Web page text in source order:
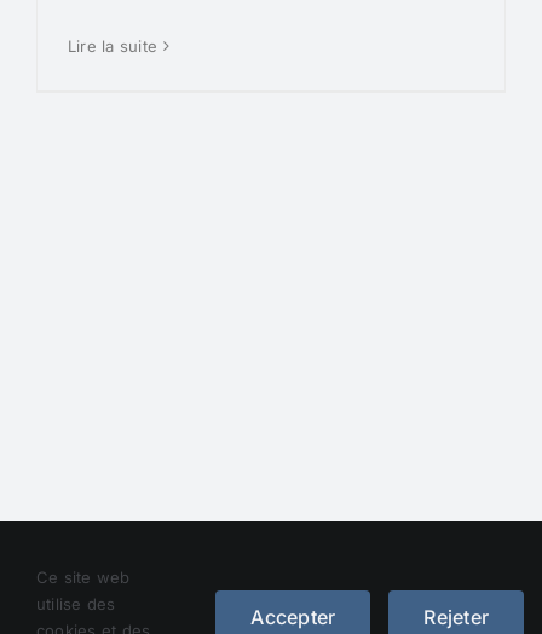
Lire la suite
Avada| Tous droits réservés | Alimenté par
Ce site web
utilise des
Accepter Rejeter